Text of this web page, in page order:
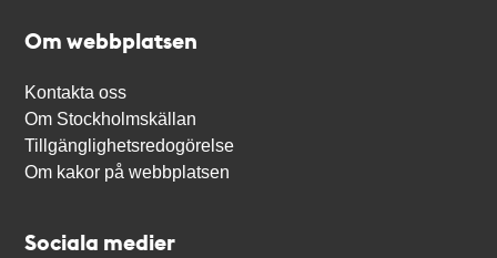
Om webbplatsen
Kontakta oss
Om Stockholmskällan
Tillgänglighetsredogörelse
Om kakor på webbplatsen
Sociala medier